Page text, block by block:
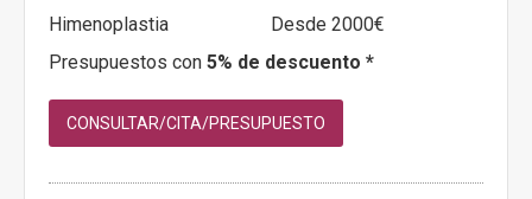
Himenoplastia
Desde 2000€
Presupuestos con 5% de descuento *
CONSULTAR/CITA/PRESUPUESTO